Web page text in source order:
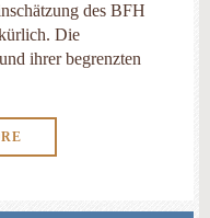
des BFH
Die
ihrer begrenzten